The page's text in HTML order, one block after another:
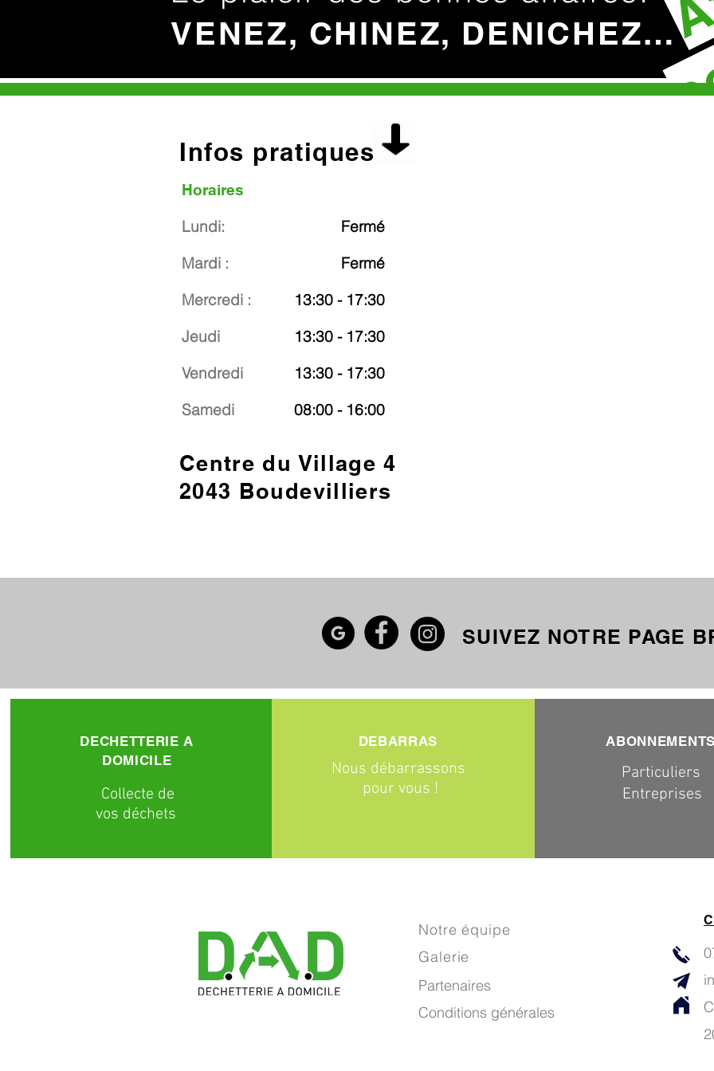
VENEZ, CHINEZ, DENICHEZ…
Infos pratiques
Horaires
Lundi:
Mardi :
Mercredi :
Jeudi
Vendredi
Samedi
Fermé
Fermé
13:30 - 17:30
13:30 - 17:30
13:30 - 17:30
08:00 - 16:00
Centre du Village 4
2043 Boudevilliers
SUIVEZ NOTRE PAGE
Notre équipe
Galerie
Partenaires
Conditions générales
DECHETTERIE A
DOMICILE
Collecte de
vos déchets
DEBARRAS
Nous débarrassons
pour vous !
ABONNEMENTS
Particuliers
Entreprises